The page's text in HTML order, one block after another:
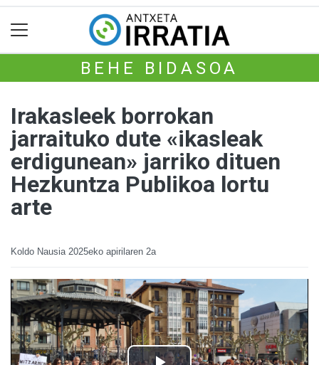
BEHE BIDASOA
Irakasleek borrokan
jarraituko dute «ikasleak
erdigunean» jarriko dituen
Hezkuntza Publikoa lortu
arte
Koldo Nausia 2025eko apirilaren 2a